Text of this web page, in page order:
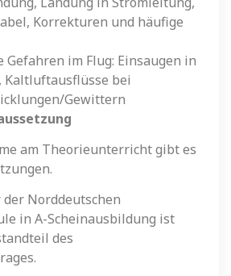
Korrekturen und häufige
Gefahren im Flug: Einsaugen in
Kaltluftausflüsse bei
Gewittern
am Theorieunterricht gibt es
Norddeutschen
in A-Scheinausbildung ist
des